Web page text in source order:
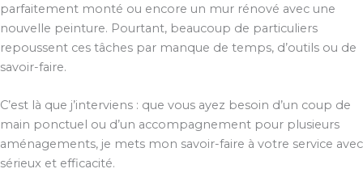
parfaitement monté ou encore un mur rénové avec une
nouvelle peinture. Pourtant, beaucoup de particuliers
repoussent ces tâches par manque de temps, d’outils ou de
savoir-faire.
C’est là que j’interviens : que vous ayez besoin d’un coup de
main ponctuel ou d’un accompagnement pour plusieurs
aménagements, je mets mon savoir-faire à votre service avec
sérieux et efficacité.